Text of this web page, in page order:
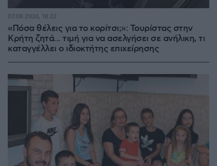
«Πόσα θέλεις για το κορίτσι;»: Τουρίστας στην
Κρήτη ζητά... τιμή για να ασελγήσει σε ανήλικη, τι
καταγγέλλει ο ιδιοκτήτης επιχείρησης
07.08.2026, 18:22